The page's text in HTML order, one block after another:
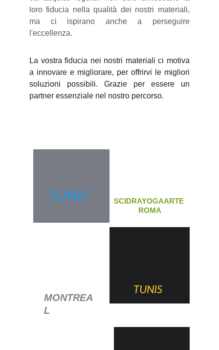
loro fiducia nella qualità dei nostri materiali,
ma ci ispirano anche a perseguire
l'eccellenza.
La vostra fiducia nei nostri materiali ci motiva
a innovare e migliorare, per offrirvi le migliori
soluzioni possibili. Grazie per essere un
partner essenziale nel nostro percorso.
TUNIS
SCIDRAYOGAARTE
ROMA
MONTREA
L
TUNIS